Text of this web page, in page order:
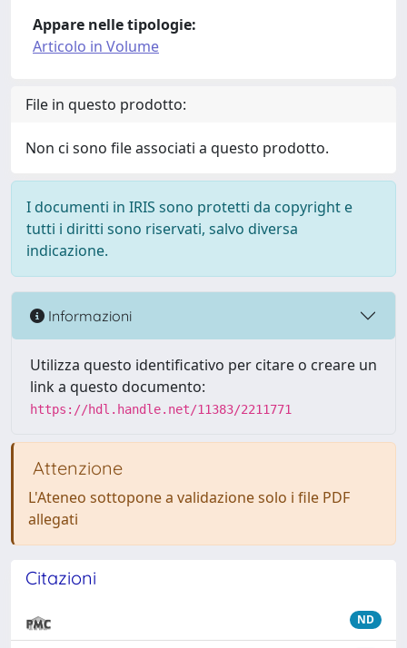
Appare nelle tipologie:
Articolo in Volume
File in questo prodotto:
Non ci sono file associati a questo prodotto.
I documenti in IRIS sono protetti da copyright e
tutti i diritti sono riservati, salvo diversa
indicazione.
Informazioni
Utilizza questo identificativo per citare o creare un
link a questo documento:
https://hdl.handle.net/11383/2211771
Attenzione
L'Ateneo sottopone a validazione solo i file PDF
allegati
Citazioni
ND